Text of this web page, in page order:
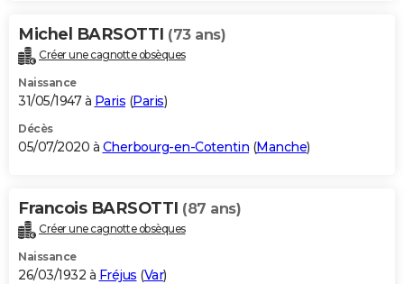
Michel BARSOTTI (73 ans)
Créer une cagnotte obsèques
Naissance
31/05/1947 à Paris (Paris)
Décès
05/07/2020 à Cherbourg-en-Cotentin (Manche)
Francois BARSOTTI (87 ans)
Créer une cagnotte obsèques
Naissance
26/03/1932 à Fréjus (Var)